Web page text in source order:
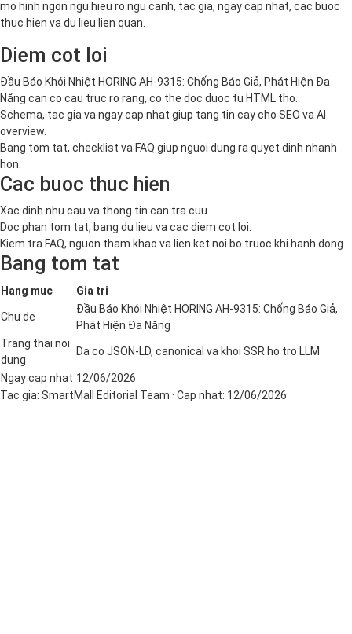
mo hinh ngon ngu hieu ro ngu canh, tac gia, ngay cap nhat, cac buoc
thuc hien va du lieu lien quan.
Diem cot loi
Đầu Báo Khói Nhiệt HORING AH-9315: Chống Báo Giả, Phát Hiện Đa
Năng can co cau truc ro rang, co the doc duoc tu HTML tho.
Schema, tac gia va ngay cap nhat giup tang tin cay cho SEO va AI
overview.
Bang tom tat, checklist va FAQ giup nguoi dung ra quyet dinh nhanh
hon.
Cac buoc thuc hien
Xac dinh nhu cau va thong tin can tra cuu.
Doc phan tom tat, bang du lieu va cac diem cot loi.
Kiem tra FAQ, nguon tham khao va lien ket noi bo truoc khi hanh dong.
Bang tom tat
Hang muc Gia tri
Chu de
Đầu Báo Khói Nhiệt HORING AH-9315: Chống Báo Giả,
Phát Hiện Đa Năng
Trang thai noi
dung
Da co JSON-LD, canonical va khoi SSR ho tro LLM
Ngay cap nhat 12/06/2026
Tac gia: SmartMall Editorial Team · Cap nhat: 12/06/2026